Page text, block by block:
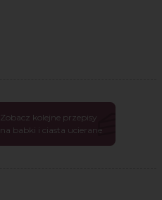
Zobacz kolejne przepisy
na babki i ciasta ucierane